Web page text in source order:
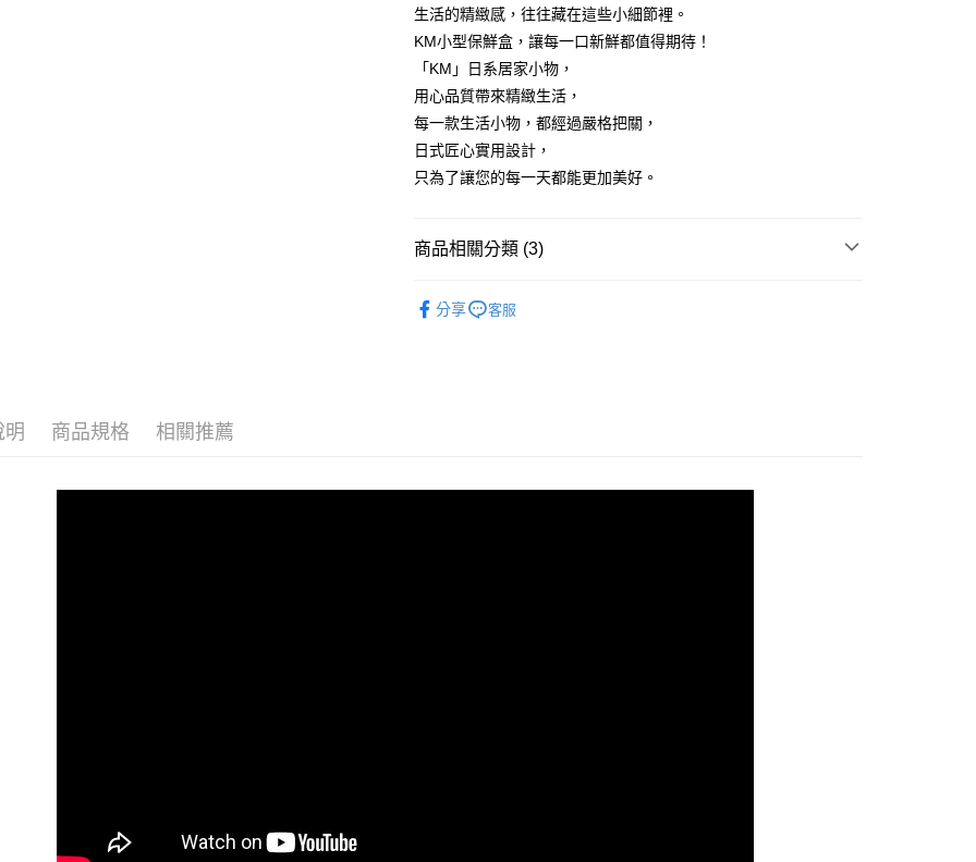
生活的精緻感，往往藏在這些小細節裡。
KM小型保鮮盒，讓每一口新鮮都值得期待！
「KM」日系居家小物，
用心品質帶來精緻生活，
每一款生活小物，都經過嚴格把關，
日式匠心實用設計，
只為了讓您的每一天都能更加美好。
商品相關分類 (3)
分享 客服
明 商品規格 相關推薦